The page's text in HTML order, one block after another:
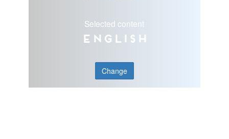
Selected content
English
Change